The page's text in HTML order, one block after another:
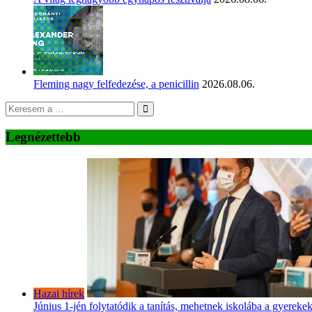
Fleming nagy felfedezése, a penicillin 2026.08.06.
Legnézettebb
Hazai hírek
Június 1-jén folytatódik a tanítás, mehetnek iskolába a gyerekek